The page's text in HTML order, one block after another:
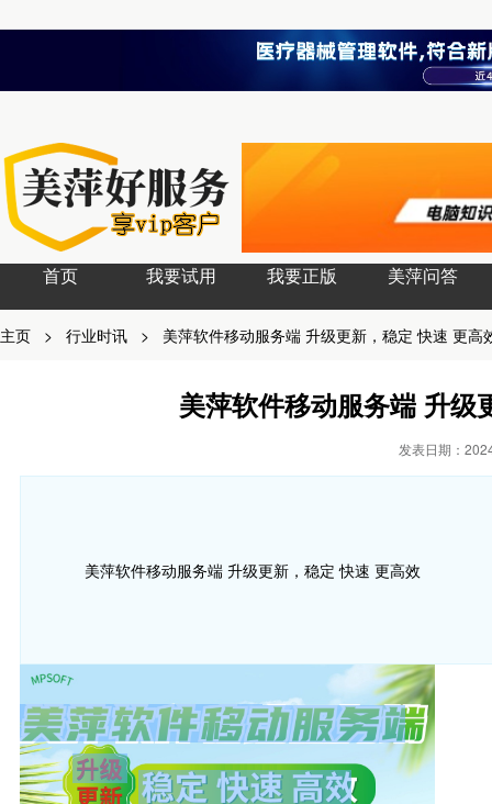
首页 我要试用 我要正版 美萍问答
主页 > 行业时讯 > 美萍软件移动服务端 升级更新，稳定 快速 更高
美萍软件移动服务端 升级
发表日期：
美萍软件移动服务端 升级更新，稳定 快速 更高效